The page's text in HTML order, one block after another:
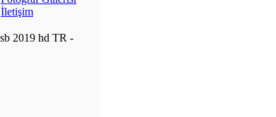
İletişim